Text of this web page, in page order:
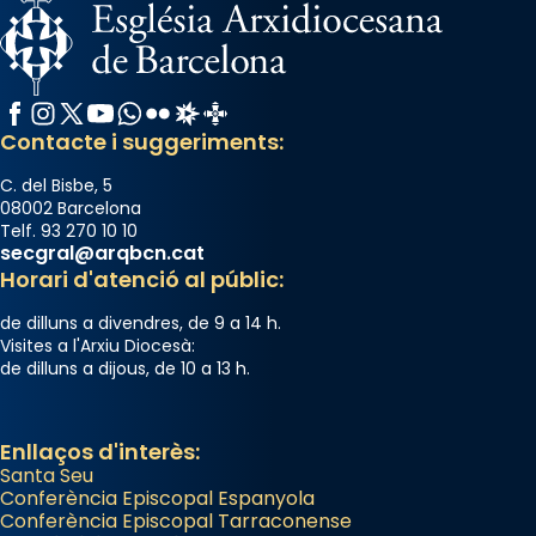
L’arquebisbe de Barcelona, el cardenal Joan
Josep Omella, ha presidit la missa i l’ha
concelebrat el bisbe auxiliar de Barcelona,
Mons. David Abadías.
Photo
View on Facebook Share
Arquebisbat de Barcelona
2 weeks ago
Memòria de les santes Juliana i
Acompanyant la història de sant Cugat, a
partir de l’Edat Mitjana sorgeix la tradició
que les santes Juliana (“relatiu a Júlia”) i
Facebook
Instagram
X / Twitter
YouTube
WhatsApp
FlickrRadio Estel
Catalunya Cristiana
Contacte i suggeriments:
C. del Bisbe, 5
08002 Barcelona
Telf. 93 270 10 10
secgral@arqbcn.cat
Horari d'atenció al públic:
de dilluns a divendres, de 9 a 14 h.
Visites a l'Arxiu Diocesà:
de dilluns a dijous, de 10 a 13 h.
Enllaços d'interès:
Santa Seu
Conferència Episcopal Espanyola
Conferència Episcopal Tarraconense